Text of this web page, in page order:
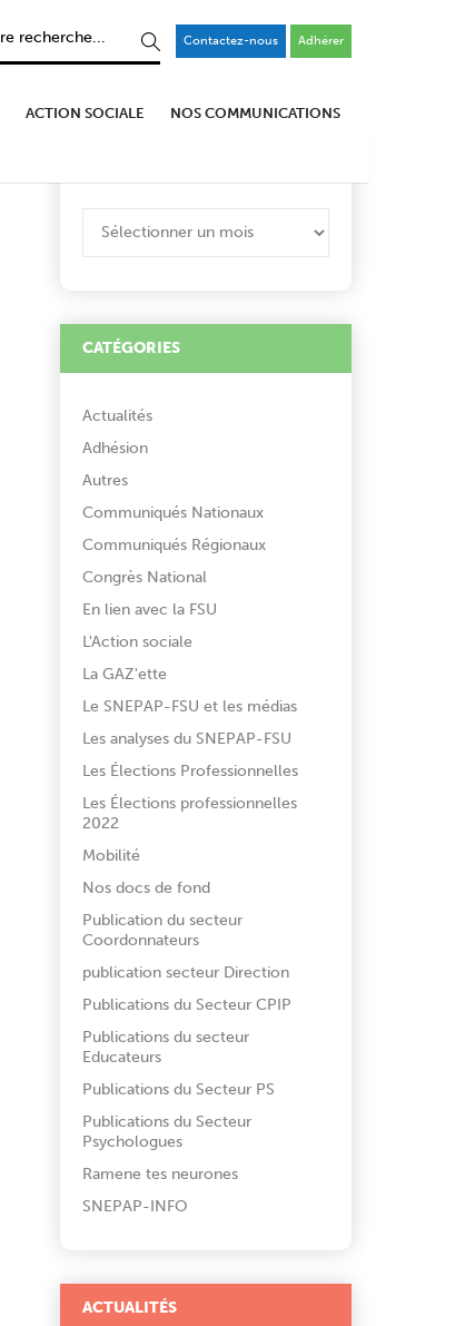
Contactez-nous Adhérer
ACTION SOCIALE NOS COMMUNICATIONS
CATÉGORIES
Actualités
Adhésion
Autres
Communiqués Nationaux
Communiqués Régionaux
Congrès National
En lien avec la FSU
L'Action sociale
La GAZ'ette
Le SNEPAP-FSU et les médias
Les analyses du SNEPAP-FSU
Les Élections Professionnelles
Les Élections professionnelles
2022
Mobilité
Nos docs de fond
Publication du secteur
Coordonnateurs
publication secteur Direction
Publications du Secteur CPIP
Publications du secteur
Educateurs
Publications du Secteur PS
Publications du Secteur
Psychologues
Ramene tes neurones
SNEPAP-INFO
ACTUALITÉS